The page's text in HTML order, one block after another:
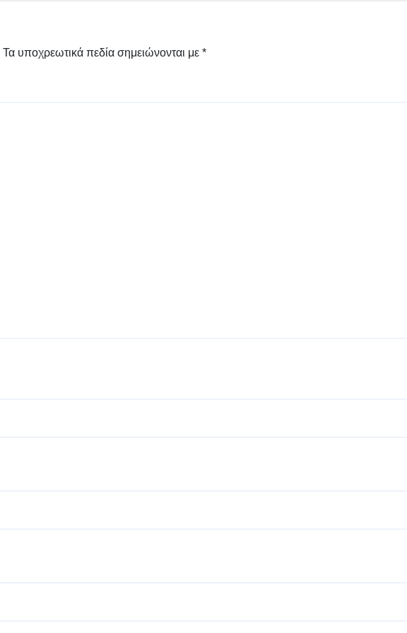
Τα υποχρεωτικά πεδία σημειώνονται με *